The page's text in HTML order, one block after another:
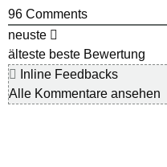
96 Comments
neuste
älteste beste Bewertung
Inline Feedbacks
Alle Kommentare ansehen